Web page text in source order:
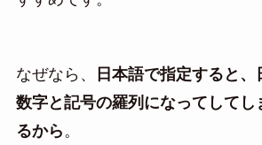
なぜなら、
日本語で指定すると
数字と記号の羅列になってしてし
るから。